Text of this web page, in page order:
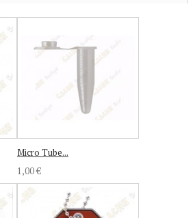
Micro Tube...
1,00 €